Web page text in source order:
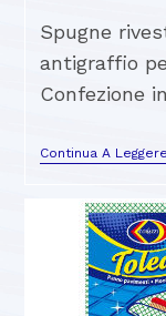
Spugne
antigraffio
Confezione
Continua A Leggere